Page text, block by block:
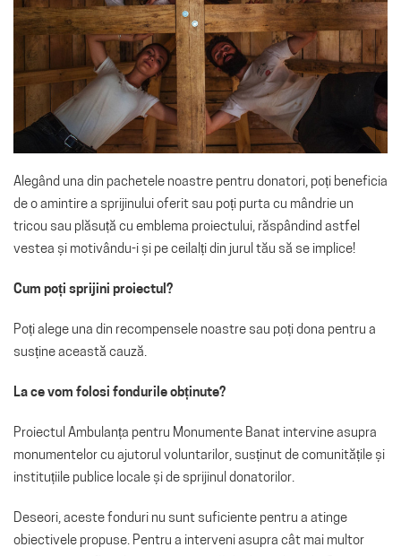
Alegând una din pachetele noastre pentru donatori, poți beneficia
de o amintire a sprijinului oferit sau poți purta cu mândrie un
tricou sau plăsuță cu emblema proiectului, răspândind astfel
vestea și motivându-i și pe ceilalți din jurul tău să se implice!
Cum poți sprijini proiectul?
Poți alege una din recompensele noastre sau poți dona pentru a
susține această cauză.
La ce vom folosi fondurile obținute?
Proiectul Ambulanța pentru Monumente Banat intervine asupra
monumentelor cu ajutorul voluntarilor, susținut de comunitățile și
instituțiile publice locale și de sprijinul donatorilor.
Deseori, aceste fonduri nu sunt suficiente pentru a atinge
obiectivele propuse. Pentru a interveni asupra cât mai multor